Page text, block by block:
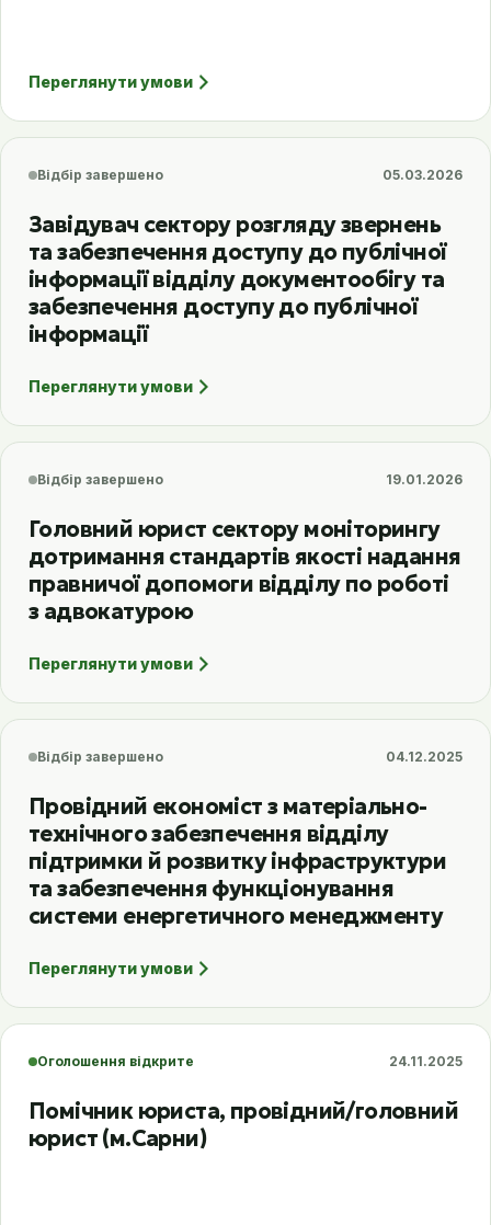
Переглянути умови
Відбір завершено 05.03.2026
Завідувач сектору розгляду звернень
та забезпечення доступу до публічної
інформації відділу документообігу та
забезпечення доступу до публічної
інформації
Переглянути умови
Відбір завершено 19.01.2026
Головний юрист сектору моніторингу
дотримання стандартів якості надання
правничої допомоги відділу по роботі
з адвокатурою
Переглянути умови
Відбір завершено 04.12.2025
Провідний економіст з матеріально-
технічного забезпечення відділу
підтримки й розвитку інфраструктури
та забезпечення функціонування
системи енергетичного менеджменту
Переглянути умови
Оголошення відкрите 24.11.2025
Помічник юриста, провідний/головний
юрист (м.Сарни)